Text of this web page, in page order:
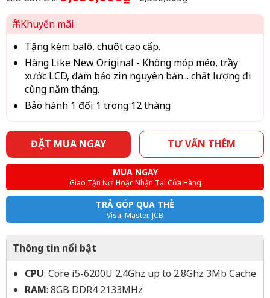
Khuyến mãi
Tặng kèm balô, chuột cao cấp.
Hàng Like New Original - Không móp méo, trầy
xước LCD, đảm bảo zin nguyên bản... chất lượng đi
cùng năm tháng.
Bảo hành 1 đổi 1 trong 12 tháng
ĐẶT MUA NGAY TƯ VẤN THÊM
MUA NGAY
Giao Tận Nơi Hoặc Nhận Tại Cửa Hàng
TRẢ GÓP QUA THẺ
Visa, Master, JCB
Thông tin nổi bật
CPU: Core i5-6200U 2.4Ghz up to 2.8Ghz 3Mb Cache
RAM: 8GB DDR4 2133MHz